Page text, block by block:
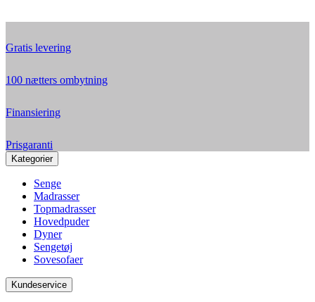
Gratis levering
100 nætters ombytning
Finansiering
Prisgaranti
Kategorier
Senge
Madrasser
Topmadrasser
Hovedpuder
Dyner
Sengetøj
Sovesofaer
Kundeservice